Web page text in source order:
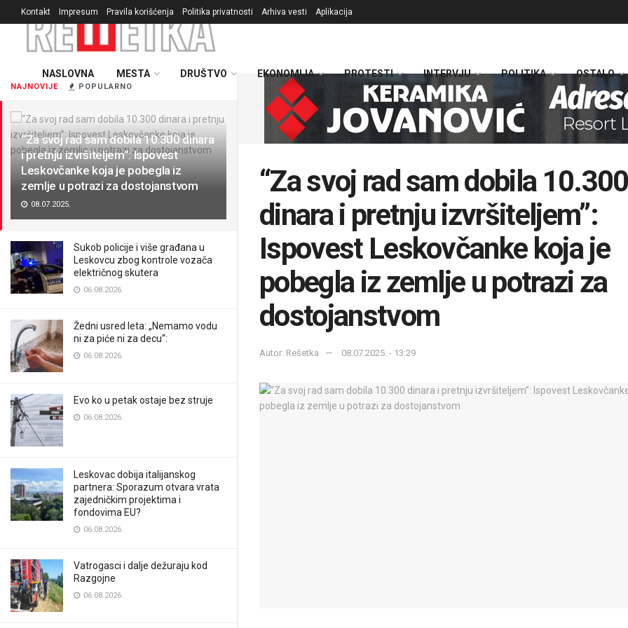
NAJNOVIJE POPULARNO
“Za svoj rad sam dobila 10.300 dinara
i pretnju izvršiteljem”: Ispovest
Leskovčanke koja je pobegla iz
zemlje u potrazi za dostojanstvom
08.07.2025.
Sukob policije i više građana u
Leskovcu zbog kontrole vozača
električnog skutera
06.08.2026.
Žedni usred leta: „Nemamo vodu
ni za piće ni za decu“:
06.08.2026.
Evo ko u petak ostaje bez struje
06.08.2026.
Leskovac dobija italijanskog
partnera: Sporazum otvara vrata
zajedničkim projektima i
fondovima EU?
06.08.2026.
Vatrogasci i dalje dežuraju kod
Razgojne
06.08.2026.
Kontakt Impresum Pravila korišćenja Politika privatnosti Arhiva vesti Aplikacija
NASLOVNA MESTA DRUŠTVO EKONOMIJA PROTESTI INTERVJU POLITIKA OSTALO
“Za svoj rad sam dobila 10.300
dinara i pretnju izvršiteljem”:
Ispovest Leskovčanke koja je
pobegla iz zemlje u potrazi za
dostojanstvom
Autor: Rešetka 08.07.2025. - 13:29